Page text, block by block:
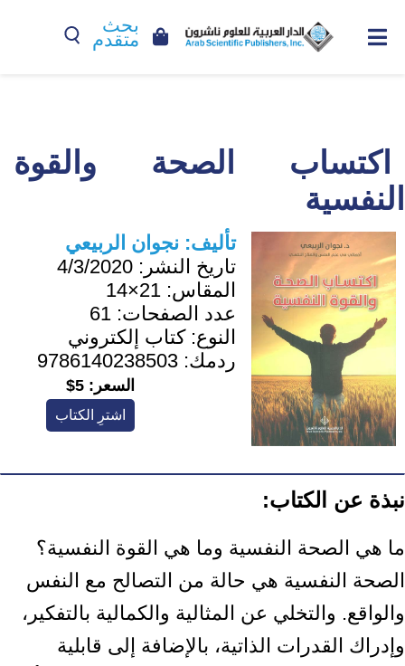
بحث
متقدم
اكتساب الصحة والقوة
النفسية
تأليف: نجوان الربيعي
تاريخ النشر: 4/3/2020
المقاس: 21×14
عدد الصفحات: 61
النوع:كتاب إلكتروني
ردمك: 9786140238503
السعر: 5$
اشترِ الكتاب
نبذة عن الكتاب:
ما هي الصحة النفسية وما هي القوة النفسية؟
الصحة النفسية هي حالة من ‏التصالح مع النفس
والواقع. والتخلي عن المثالية والكمالية بالتفكير،
وإدراك القدرات ‏الذاتية، بالإضافة إلى قابلية